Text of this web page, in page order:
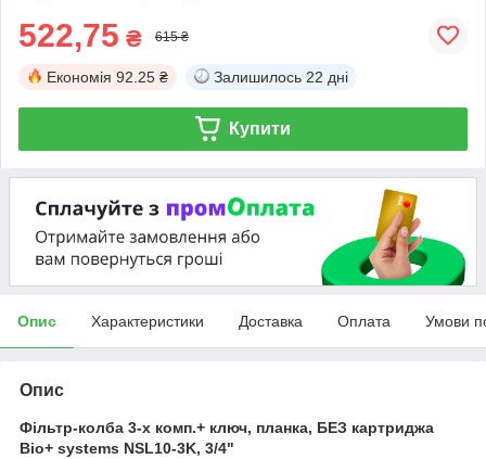
522,75 ₴ 615 ₴
Економія 92.25 ₴ Залишилось 22 дні
Купити
Опис Характеристики Доставка Оплата Умови
Опис
Фільтр-колба 3-х комп.+ ключ, планка, БЕЗ картриджа
Bio+ systems NSL10-3K, 3/4"